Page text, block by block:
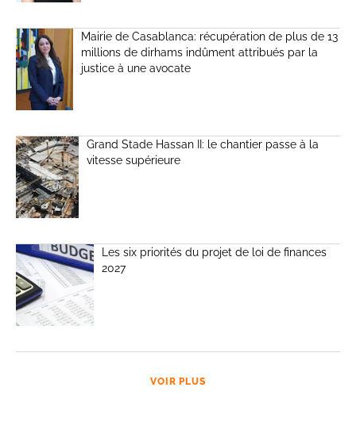
Mairie de Casablanca: récupération de plus de 13
millions de dirhams indûment attribués par la
justice à une avocate
Grand Stade Hassan II: le chantier passe à la
vitesse supérieure
Les six priorités du projet de loi de finances
2027
VOIR PLUS